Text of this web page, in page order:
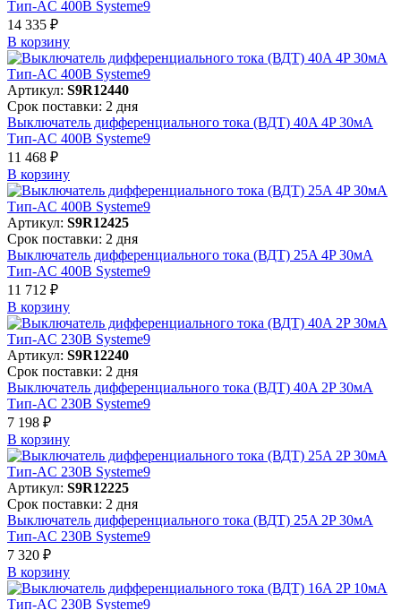
Тип-AC 400В Systeme9
14 335 ₽
В корзинy
Артикул: S9R12440
Срок поставки: 2 дня
Выключатель дифференциального тока (ВДТ) 40A 4P 30мА
Тип-AC 400В Systeme9
11 468 ₽
В корзинy
Артикул: S9R12425
Срок поставки: 2 дня
Выключатель дифференциального тока (ВДТ) 25A 4P 30мА
Тип-AC 400В Systeme9
11 712 ₽
В корзинy
Артикул: S9R12240
Срок поставки: 2 дня
Выключатель дифференциального тока (ВДТ) 40A 2P 30мА
Тип-AC 230В Systeme9
7 198 ₽
В корзинy
Артикул: S9R12225
Срок поставки: 2 дня
Выключатель дифференциального тока (ВДТ) 25A 2P 30мА
Тип-AC 230В Systeme9
7 320 ₽
В корзинy